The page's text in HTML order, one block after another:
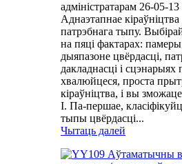
адміністратарам 26-05-13
Аднаэтапнае
патрэбнага тыпу.
на пяці фактарах:
дыяпазоне цвёрдасці,
дакладнасці і
хвалюйцеся, проста
кіраўніцтва, і вы
I. Па-першае,
тыпы цвёрдасці...
Чытаць далей